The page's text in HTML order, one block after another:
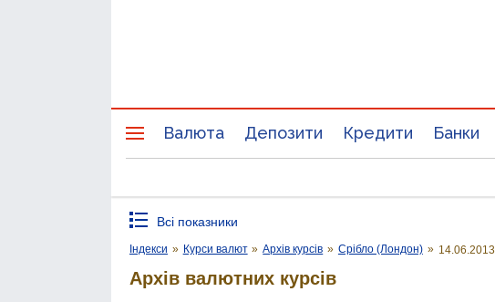
Валюта Депозити Кредити Банки
Всі показники
Індекси » Курси валют » Архів курсів » Срібло (Лондон) » 14.06.2013
Архів валютних курсів